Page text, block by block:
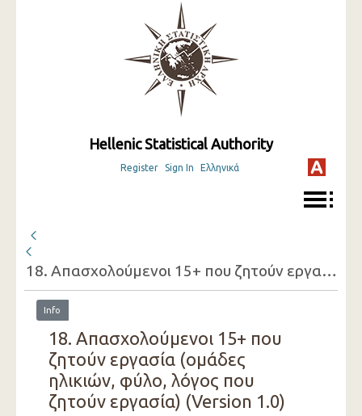
Hellenic Statistical Authority
Register Sign In Ελληνικά
18. Απασχολούμενοι 15+ που ζητούν εργασία (ομάδες ηλικιών, φύλο, λόγος που ζητούν εργασία)
Info
18. Απασχολούμενοι 15+ που
ζητούν εργασία (ομάδες
ηλικιών, φύλο, λόγος που
ζητούν εργασία) (Version 1.0)